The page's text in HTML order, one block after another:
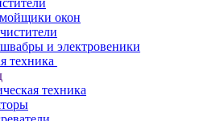
окон
и электровеники
техника
техника